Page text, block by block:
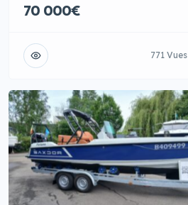
70 000€
771 Vues